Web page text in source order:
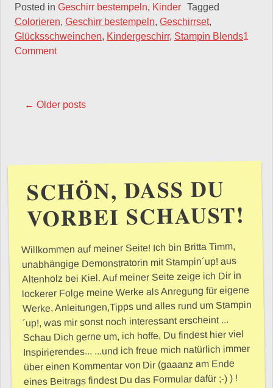
Posted in Geschirr bestempeln, Kinder Tagged
Colorieren, Geschirr bestempeln, Geschirrset,
Glücksschweinchen, Kindergeschirr, Stampin Blends1
Comment
POSTS NAVIGATION
← Older posts
SCHÖN, DASS DU
VORBEI SCHAUST!
Willkommen auf meiner Seite! Ich bin Britta Timm,
unabhängige Demonstratorin mit Stampin´up! aus
Altenholz bei Kiel. Auf meiner Seite zeige ich Dir in
lockerer Folge meine Werke als Anregung für eigene
Werke, Anleitungen,Tipps und alles rund um Stampin
´up!, was mir sonst noch interessant erscheint ...
Schau Dich gerne um, ich hoffe, Du findest hier viel
Inspirierendes... ...und ich freue mich natürlich immer
über einen Kommentar von Dir (gaaanz am Ende
eines Beitrags findest Du das Formular dafür ;-) ) !